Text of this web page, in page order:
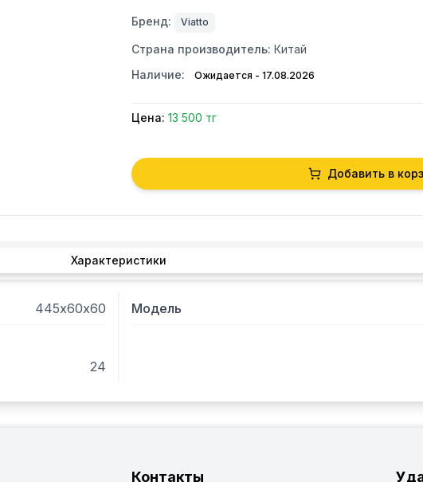
Бренд: Viatto
Страна производитель: Китай
Наличие:
Ожидается - 17.08.2026
Цена: 13 500 тг
Добавить в
Характеристики
445х60х60 Модель
24
Контакты